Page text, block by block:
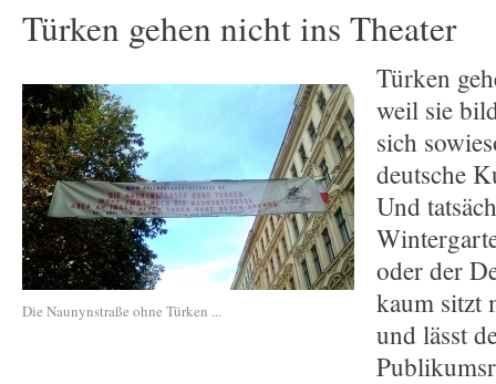
Türken gehen nicht ins Theater
Die Naunynstraße ohne Türken ...
Türken
weil sie
sich
deutsche
Und
oder der
kaum sitzt
und lässt